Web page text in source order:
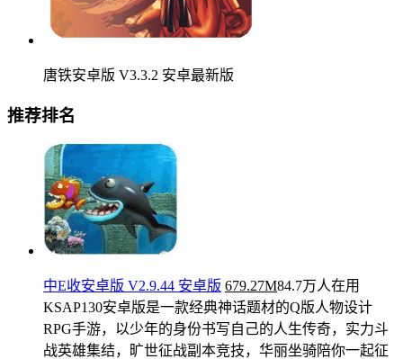
唐铁安卓版 V3.3.2 安卓最新版
推荐排名
中E收安卓版 V2.9.44 安卓版 679.27M84.7万人在用
KSAP130安卓版是一款经典神话题材的Q版人物设计
RPG手游，以少年的身份书写自己的人生传奇，实力斗
战英雄集结，旷世征战副本竞技，华丽坐骑陪你一起征